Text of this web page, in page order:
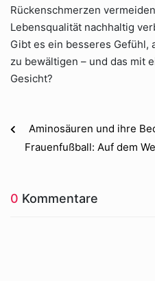
Rückenschmerzen
Lebensqualität nachhaltig
Gibt es ein besseres Gefühl,
zu bewältigen – und das mit
Gesicht?
Aminosäuren und ihre
Frauenfußball: Auf dem
0 Kommentare